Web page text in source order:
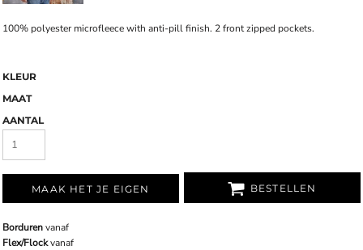
100% polyester microfleece with anti-pill finish. 2 front zipped pockets.
KLEUR
MAAT
AANTAL
MAAK HET JE EIGEN BESTELLEN
Bordurenvanaf
Flex/Flockvanaf